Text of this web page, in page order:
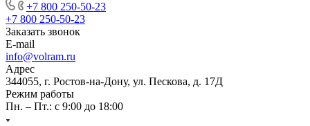
+7 800 250-50-23
+7 800 250-50-23
Заказать звонок
E-mail
info@volram.ru
Адрес
344055, г. Ростов-на-Дону, ул. Пескова, д. 17Д
Режим работы
Пн. – Пт.: с 9:00 до 18:00